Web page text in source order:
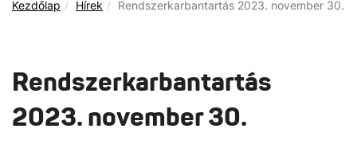
Kezdőlap Hírek Rendszerkarbantartás 2023. november 30.
Rendszerkarbantartás
2023. november 30.